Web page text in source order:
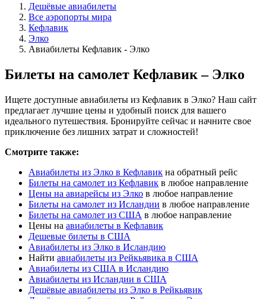
Дешёвые авиабилеты
Все аэропорты мира
Кефлавик
Элко
Авиабилеты Кефлавик - Элко
Билеты на самолет Кефлавик – Элко
Ищете доступные авиабилеты из Кефлавик в Элко? Наш сайт
предлагает лучшие цены и удобный поиск для вашего
идеального путешествия. Бронируйте сейчас и начните свое
приключение без лишних затрат и сложностей!
Смотрите также:
Авиабилеты из Элко в Кефлавик на обратный рейс
Билеты на самолет из Кефлавик в любое направление
Цены на авиарейсы из Элко в любое направление
Билеты на самолет из Исландии в любое направление
Билеты на самолет из США в любое направление
Цены на авиабилеты в Кефлавик
Дешевые билеты в США
Авиабилеты из Элко в Исландию
Найти авиабилеты из Рейкьявика в США
Авиабилеты из США в Исландию
Авиабилеты из Исландии в США
Дешёвые авиабилеты из Элко в Рейкьявик